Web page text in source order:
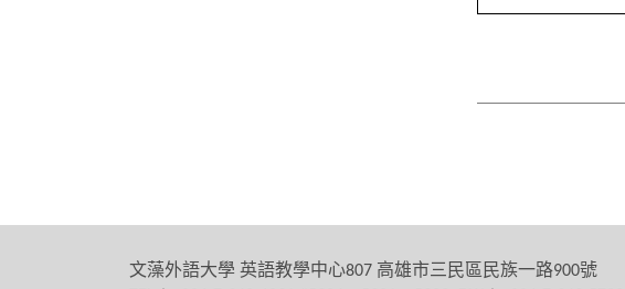
文藻外語大學 英語教學中心807 高雄市三民區民族一路900號